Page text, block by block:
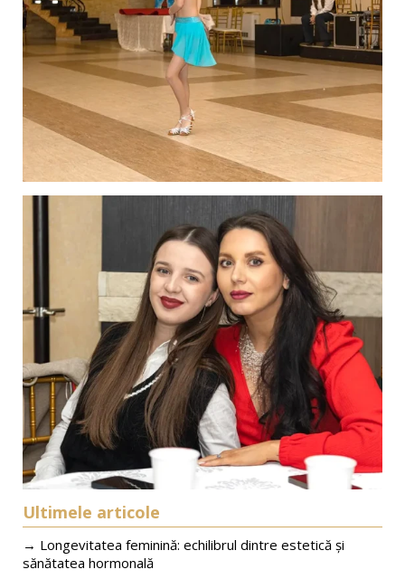
Ultimele articole
→ Longevitatea feminină: echilibrul dintre estetică și
sănătatea hormonală